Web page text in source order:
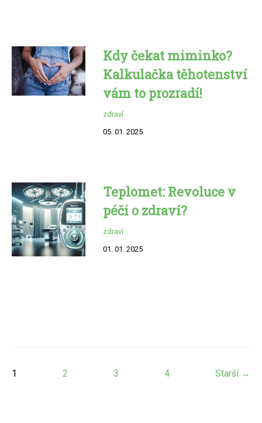
Kdy čekat miminko?
Kalkulačka těhotenství
vám to prozradí!
zdraví
05. 01. 2025
Teplomet: Revoluce v
péči o zdraví?
zdraví
01. 01. 2025
1 2 3 4 Starší →